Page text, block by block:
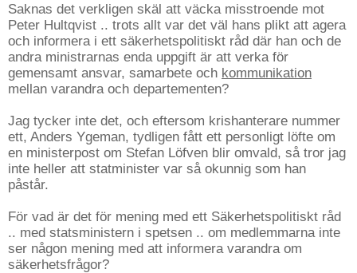
Saknas det verkligen skäl att väcka misstroende mot
Peter Hultqvist .. trots allt var det väl hans plikt att agera
och informera i ett säkerhetspolitiskt råd där han och de
andra ministrarnas enda uppgift är att verka för
gemensamt ansvar, samarbete och kommunikation
mellan varandra och departementen?
Jag tycker inte det, och eftersom krishanterare nummer
ett, Anders Ygeman, tydligen fått ett personligt löfte om
en ministerpost om Stefan Löfven blir omvald, så tror jag
inte heller att statminister var så okunnig som han
påstår.
För vad är det för mening med ett Säkerhetspolitiskt råd
.. med statsministern i spetsen .. om medlemmarna inte
ser någon mening med att informera varandra om
säkerhetsfrågor?